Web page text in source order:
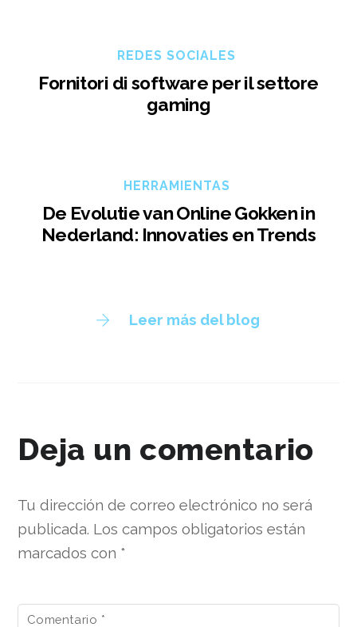
REDES SOCIALES
Fornitori di software per il settore
gaming
HERRAMIENTAS
De Evolutie van Online Gokken in
Nederland: Innovaties en Trends
Leer más del blog
Deja un comentario
Tu dirección de correo electrónico no será
publicada. Los campos obligatorios están
marcados con *
Comentario *